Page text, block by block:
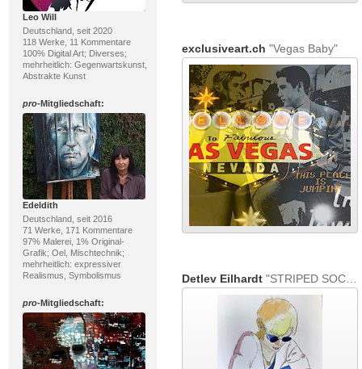
Leo Will
Deutschland, seit 2020
118 Werke, 11 Kommentare
100% Digital Art; Diverses;
mehrheitlich: Gegenwartskunst,
Abstrakte Kunst
pro-Mitgliedschaft:
Edeldith
Deutschland, seit 2016
71 Werke, 171 Kommentare
97% Malerei, 1% Original-
Grafik; Oel, Mischtechnik;
mehrheitlich: expressiver
Realismus, Symbolismus
pro-Mitgliedschaft:
exclusiveart.ch "Vegas Baby"
Detlev Eilhardt"STRIPED SOCKS"